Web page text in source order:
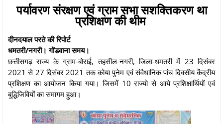
पर्यावरण संरक्षण एवं ग्राम सभा सशक्तिकरण था
प्रशिक्षण की थीम
दीनदयाल परते की रिपोर्ट
धमतरी/नगरी। गोंडवाना समय।
छत्तीसगढ़ राज्य के ग्राम-बोराई, तहसील-नगरी, जिला-धमतरी में 23 दिसंबर
2021 से 27 दिसंबर 2021 तक कोया पुनेम एवं संवैधानिक पांच दिवसीय केंद्रीय
प्रशिक्षण का आयोजन किया गया। जिसमें 10 राज्यो से आये प्रशिक्षार्थियों एवं
बुद्धिजिवियों का समागम हुआ।